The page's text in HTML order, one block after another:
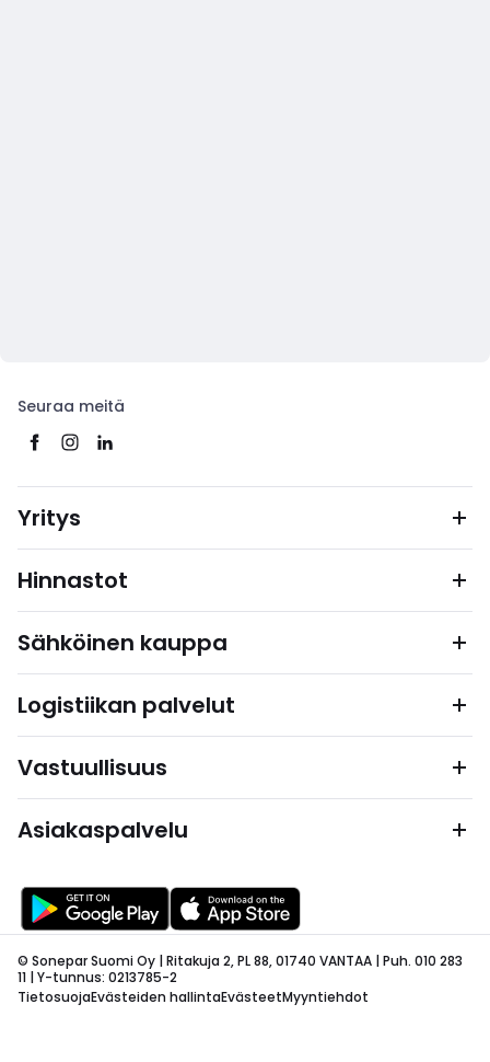
Seuraa meitä
Yritys
Hinnastot
Sähköinen kauppa
Logistiikan palvelut
Vastuullisuus
Asiakaspalvelu
© Sonepar Suomi Oy | Ritakuja 2, PL 88, 01740 VANTAA | Puh. 010 283
11 | Y-tunnus: 0213785-2
TietosuojaEvästeiden hallintaEvästeetMyyntiehdot